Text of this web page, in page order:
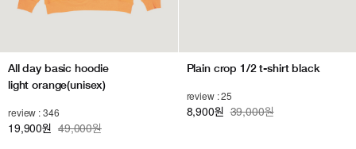
All day basic hoodie
light orange(unisex)
review : 346
19,900원 49,000원
Plain crop 1/2 t-shirt black
review : 25
8,900원 39,000원